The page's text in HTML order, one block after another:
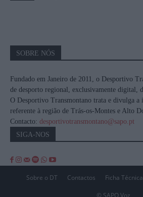
SOBRE NÓS
Fundado em Janeiro de 2011, o Desportivo
de desporto regional, exclusivamente digital,
O Desportivo Transmontano trata e divulga a
referente à região de Trás-os-Montes e Alto
Contacto: desportivotransmontano@sapo.pt
SIGA-NOS
Sobre o DT Contactos Ficha Técnica
© SAPO Voz